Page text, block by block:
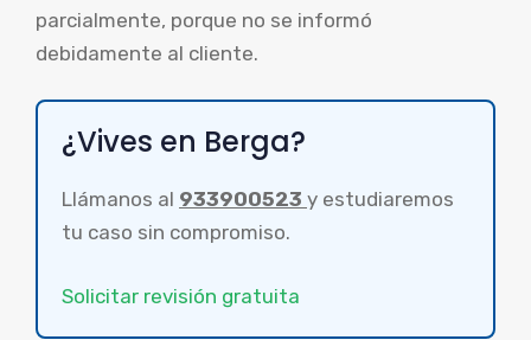
parcialmente, porque no se informó
debidamente al cliente.
¿Vives en Berga?
Llámanos al 933900523 y estudiaremos
tu caso sin compromiso.
Solicitar revisión gratuita